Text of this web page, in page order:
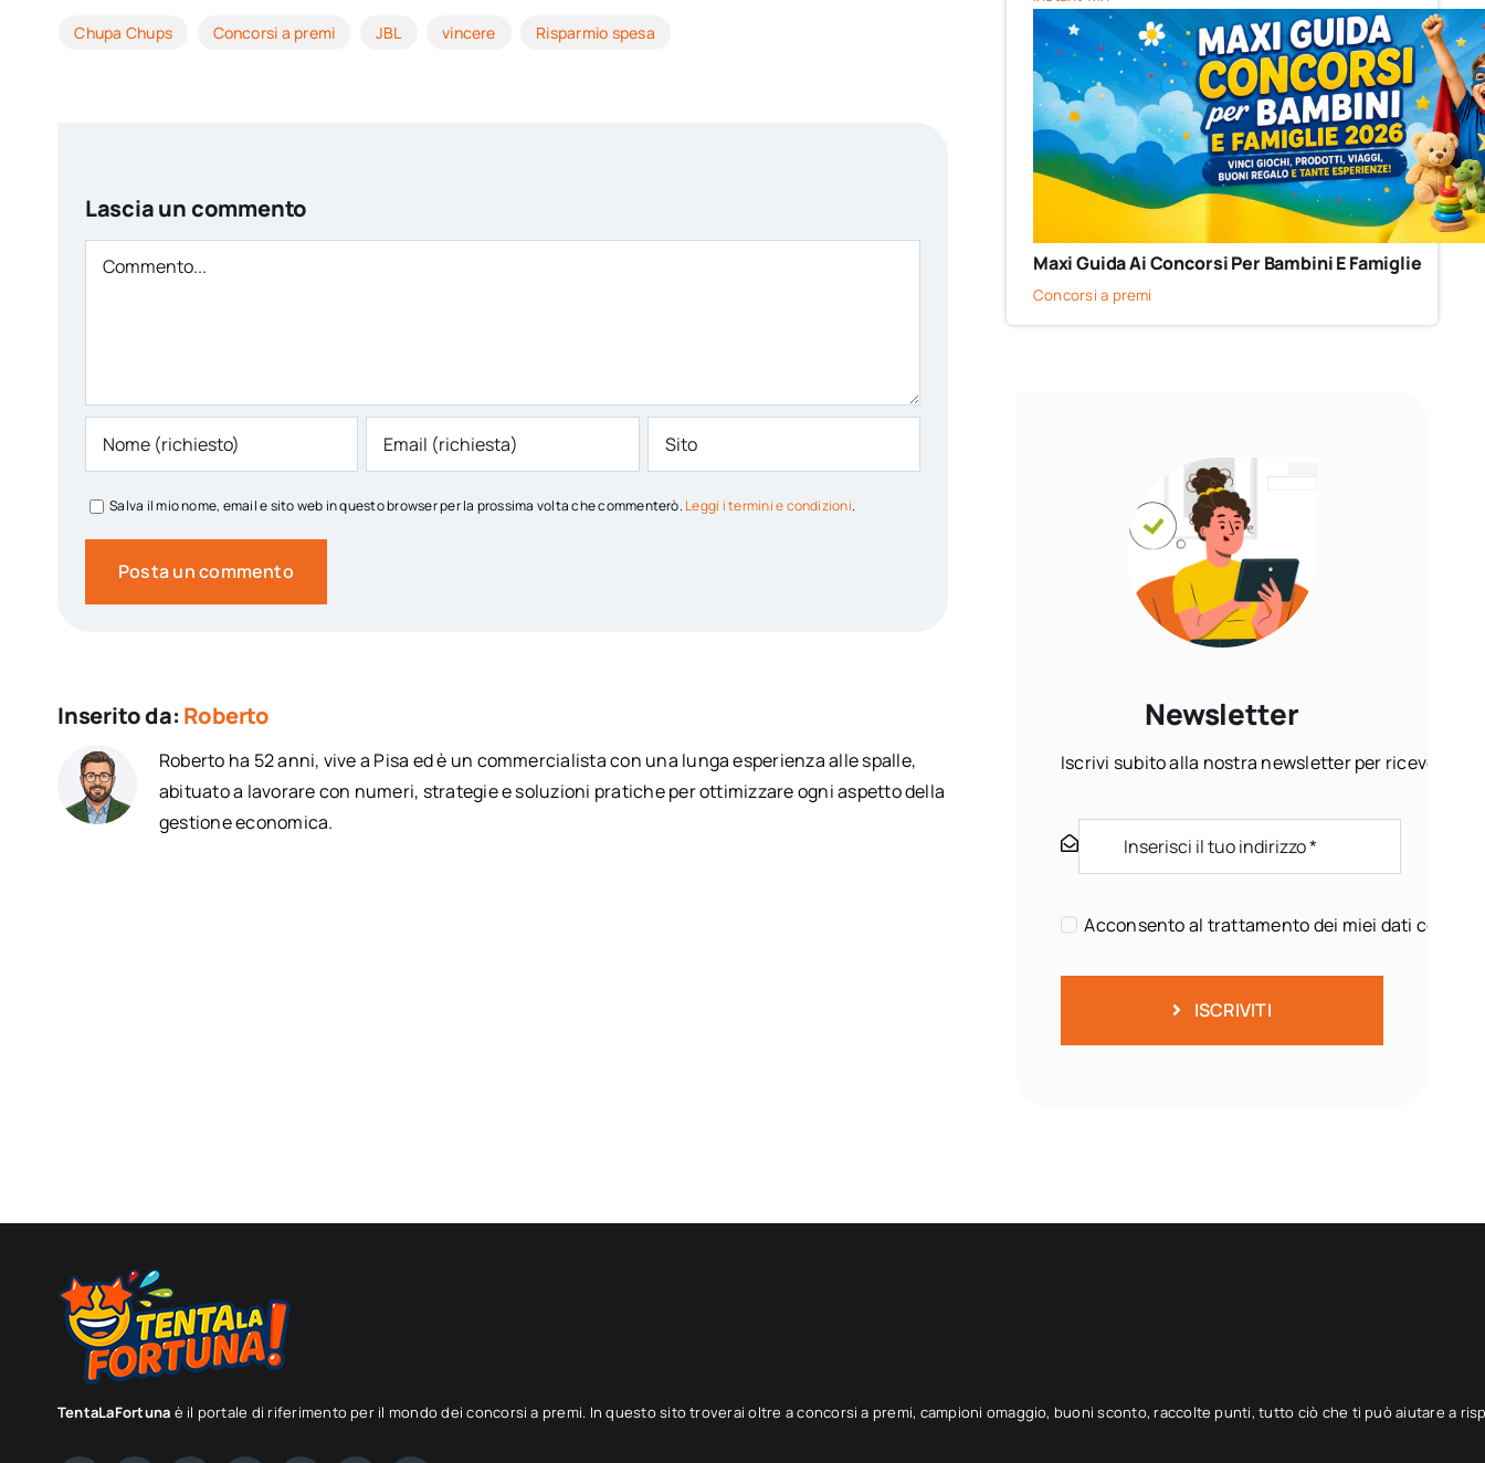
Chupa Chups Concorsi a premi JBL vincere Risparmio spesa
Lascia un commento
Comment
Salva il mio nome, email e sito web in questo browser per la prossima volta che commenterò. Leggi i termini e condizioni.
Inserito da: Roberto
Roberto ha 52 anni, vive a Pisa ed è un commercialista con una lunga esperienza alle spalle,
abituato a lavorare con numeri, strategie e soluzioni pratiche per ottimizzare ogni aspetto della
gestione economica.
Maxi Guida Ai Concorsi Per Bambini E Famiglie
Concorsi a premi
Newsletter
Iscrivi subito alla nostra newsletter per ricevere
Acconsento al trattamento dei miei dati come
ISCRIVITI
TentaLaFortuna è il portale di riferimento per il mondo dei concorsi a premi. In questo sito troverai oltre a concorsi a premi, campioni omaggio, buoni sconto, raccolte punti, tutto ciò che ti può aiutare a